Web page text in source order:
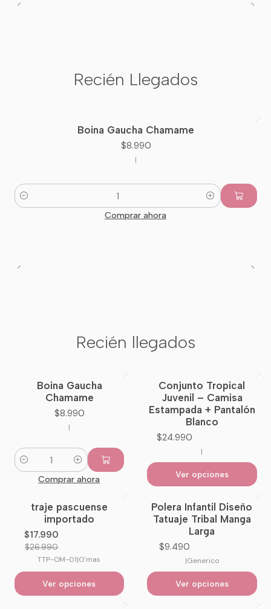
Recién Llegados
Boina Gaucha Chamame
$8.990
|
Cantidad
Comprar ahora
Recién llegados
NuevoBoina Gaucha
Chamame
$8.990
|
Cantidad
Comprar ahora
Conjunto Tropical
Juvenil – Camisa
Estampada + Pantalón
Blanco
$24.990
|
Ver opciones
-33%OFF
traje pascuense
importado
$17.990
$26.990
TTP-OM-01|O´mas
Ver opciones
Polera Infantil Diseño
Tatuaje Tribal Manga
Larga
$9.490
|Generico
Ver opciones